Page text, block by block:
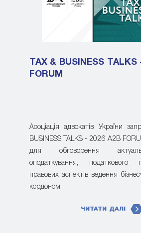
TAX & BUSINESS TALKS
FORUM
Асоціація адвокатів України
BUSINESS TALKS - 2026 A2B
для обговорення
оподаткування, податкового
правових аспектів ведення
кордоном
ЧИТАТИ ДАЛІ